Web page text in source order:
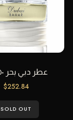
عطر دبي بحر ٥٠ مل
$252.84
SOLD OUT